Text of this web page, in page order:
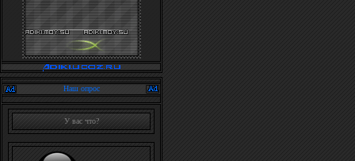
Наш опрос
У вас что?